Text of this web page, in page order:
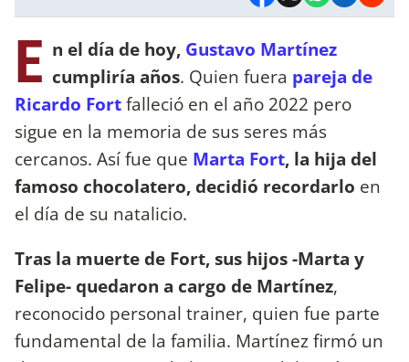
E n el día de hoy, Gustavo Martínez
cumpliría años. Quien fuera pareja de
Ricardo Fortfalleció en el año 2022 pero
sigue en la memoria de sus seres más
cercanos. Así fue que Marta Fort, la hija del
famoso chocolatero, decidió recordarlo en
el día de su natalicio.
Tras la muerte de Fort, sus hijos -Marta y
Felipe- quedaron a cargo de Martínez,
reconocido personal trainer, quien fue parte
fundamental de la familia. Martínez firmó un